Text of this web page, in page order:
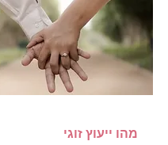
מהו ייעוץ זוגי